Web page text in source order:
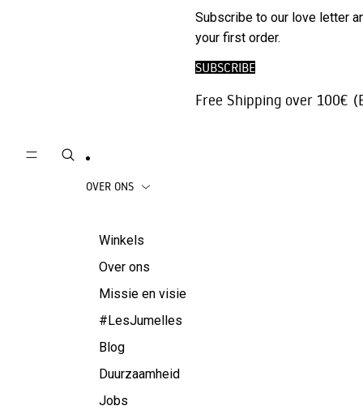
Broeken | Jeans
Beachwear
Jassen
Accessoires
Subscribe to our love letter
your first order.
SUBSCRIBE
Free Shipping over 100€
OVER ONS
Winkels
Over ons
Missie en visie
#LesJumelles
Blog
Duurzaamheid
Jobs